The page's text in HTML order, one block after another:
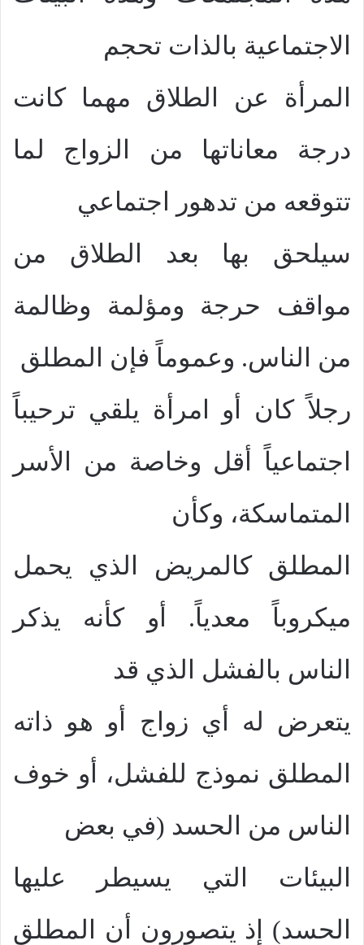
الاجتماعية بالذات تحجم
المرأة عن الطلاق مهما كانت
درجة معاناتها من الزواج لما
تتوقعه من تدهور اجتماعي
سيلحق بها بعد الطلاق من
مواقف حرجة ومؤلمة وظالمة
من الناس. وعموماً فإن المطلق
رجلاً كان أو امرأة يلقي ترحيباً
اجتماعياً أقل وخاصة من الأسر
المتماسكة، وكأن
المطلق كالمريض الذي يحمل
ميكروباً معدياً. أو كأنه يذكر
الناس بالفشل الذي قد
يتعرض له أي زواج أو هو ذاته
المطلق نموذج للفشل، أو خوف
الناس من الحسد (في بعض
البيئات التي يسيطر عليها
الحسد) إذ يتصورون أن المطلق